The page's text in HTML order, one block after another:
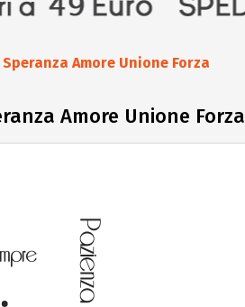
Amore Unione Forza
Amore Unione Forza